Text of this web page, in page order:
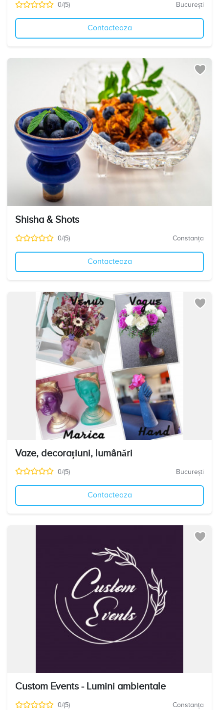
0/(5) București
Contacteaza
Shisha & Shots
0/(5) Constanța
Contacteaza
Vaze, decorațiuni, lumânări
0/(5) București
Contacteaza
Custom Events - Lumini ambientale
0/(5) Constanța